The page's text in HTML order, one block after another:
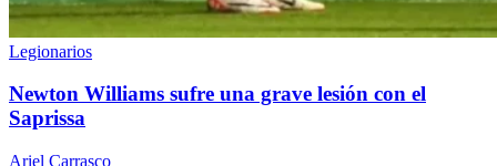
Legionarios
Newton Williams sufre una grave lesión con el
Saprissa
Ariel Carrasco